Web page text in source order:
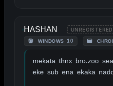
HASHAN UNREGISTERED
WINDOWS 10
mekata thnx bro.zoo
eke sub ena ekaka